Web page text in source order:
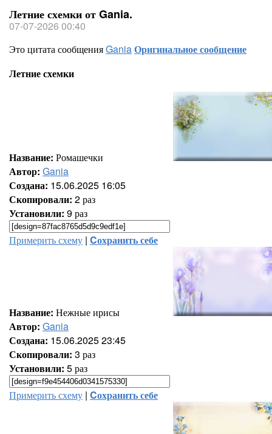
Летние схемки от Gania.
07-07-2026 00:40
Это цитата сообщенияGaniaОригинальное сообщение
Летние схемки
Название: Ромашечки
Автор: Gania
Создана: 15.06.2025 16:05
Скопировали: 2 раз
Установили: 9 раз
Примерить схему | Cохранить себе
Название: Нежные ирисы
Автор: Gania
Создана: 15.06.2025 23:45
Скопировали: 3 раз
Установили: 5 раз
Примерить схему | Cохранить себе